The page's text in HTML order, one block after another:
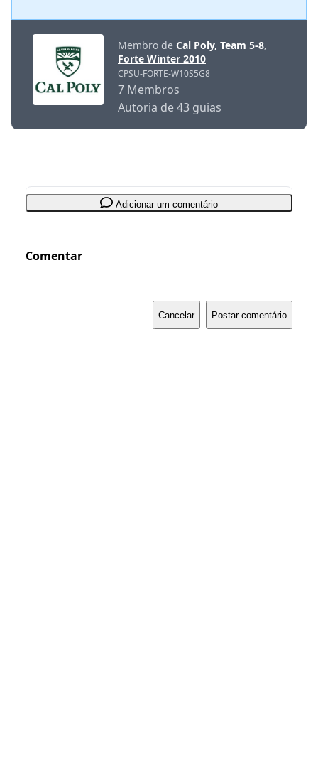
Membro de Cal Poly, Team 5-8,
Forte Winter 2010
CPSU-FORTE-W10S5G8
7 Membros
Autoria de 43 guias
Adicionar um comentário
Comentar
Cancelar Postar comentário